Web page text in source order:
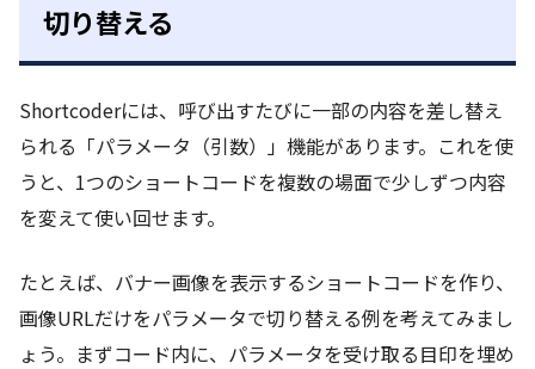
切り替える
Shortcoderには、呼び出すたびに一部の内容を差し替え
られる「パラメータ（引数）」機能があります。これを使
うと、1つのショートコードを複数の場面で少しずつ内容
を変えて使い回せます。
たとえば、バナー画像を表示するショートコードを作り、
画像URLだけをパラメータで切り替える例を考えてみまし
ょう。まずコード内に、パラメータを受け取る目印を埋め